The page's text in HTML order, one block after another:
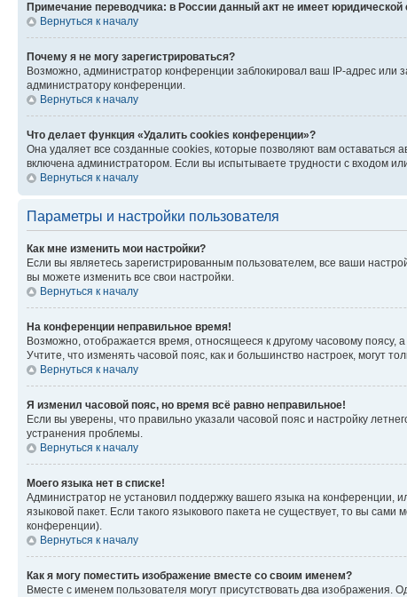
Примечание переводчика: в России данный акт не имеет
Вернуться к началу
Почему я не могу зарегистрироваться?
Возможно, администратор конференции заблокировал ваш IP-адрес или
администратору конференции.
Вернуться к началу
Что делает функция «Удалить cookies конференции»?
Она удаляет все созданные cookies, которые позволяют вам оставаться
включена администратором. Если вы испытываете трудности с входом
Вернуться к началу
Параметры и настройки пользователя
Как мне изменить мои настройки?
Если вы являетесь зарегистрированным пользователем, все ваши
вы можете изменить все свои настройки.
Вернуться к началу
На конференции неправильное время!
Возможно, отображается время, относящееся к другому часовому поясу,
Учтите, что изменять часовой пояс, как и большинство настроек, могут
Вернуться к началу
Я изменил часовой пояс, но время всё равно неправильное!
Если вы уверены, что правильно указали часовой пояс и настройку
устранения проблемы.
Вернуться к началу
Моего языка нет в списке!
Администратор не установил поддержку вашего языка на конференции,
языковой пакет. Если такого языкового пакета не существует, то вы
конференции).
Вернуться к началу
Как я могу поместить изображение вместе со своим именем?
Вместе с именем пользователя могут присутствовать два изображения.